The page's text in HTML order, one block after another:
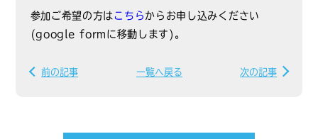
参加ご希望の方は こちら からお申し込みください
(google formに移動します)。
前の記事 一覧へ戻る 次の記事